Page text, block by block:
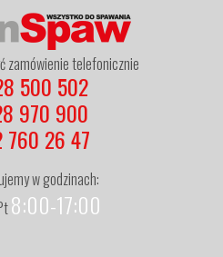
zamówienie telefonicznie
500 502
970 900
760 26 47
w godzinach:
8:00-17:00